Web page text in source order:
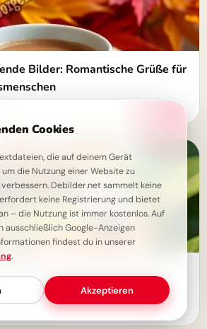
Bilder: Romantische Grüße für
Cookies
die auf deinem Gerät
die Nutzung einer Website zu
Debilder.net sammelt keine
keine Registrierung und bietet
– die Nutzung ist immer kostenlos. Auf
ausschließlich Google-Anzeigen
findest du in unserer
.
Akzeptieren